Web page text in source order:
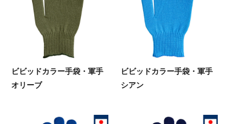
ビビッドカラー手袋・軍手
オリーブ
ビビッドカラー手袋・軍手
シアン